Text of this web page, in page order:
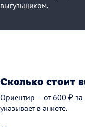
выгульщиком.
Сколько стоит
Ориентир — от 600 ₽ за
указывает в анкете.